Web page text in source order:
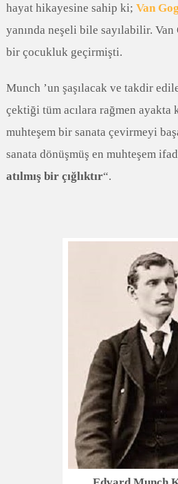
hayat hikayesine sahip ki; Van
yanında neşeli bile sayılabilir.
bir çocukluk geçirmişti.
Munch ’un şaşılacak ve takdir
çektiği tüm acılara rağmen ayakta
muhteşem bir sanata çevirmeyi
sanata dönüşmüş en muhteşem
atılmış bir çığlıktır“.